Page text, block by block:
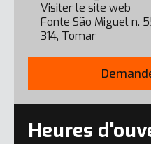
Visiter le site web
Fonte São Miguel n.
314, Tomar
Heures